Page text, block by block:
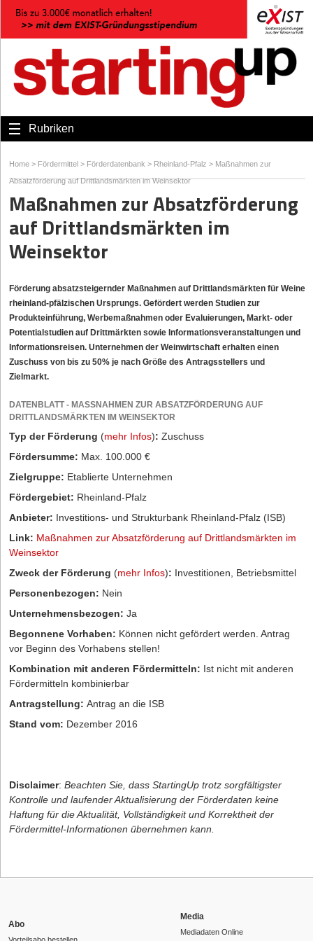
Rubriken
Home > Fördermittel > Förderdatenbank > Rheinland-Pfalz > Maßnahmen zur
Absatzförderung auf Drittlandsmärkten im Weinsektor
Maßnahmen zur Absatzförderung
auf Drittlandsmärkten im
Weinsektor
Förderung absatzsteigernder Maßnahmen auf Drittlandsmärkten für Weine
rheinland-pfälzischen Ursprungs. Gefördert werden Studien zur
Produkteinführung, Werbemaßnahmen oder Evaluierungen, Markt- oder
Potentialstudien auf Drittmärkten sowie Informationsveranstaltungen und
Informationsreisen. Unternehmen der Weinwirtschaft erhalten einen
Zuschuss von bis zu 50% je nach Größe des Antragsstellers und
Zielmarkt.
DATENBLATT - MASSNAHMEN ZUR ABSATZFÖRDERUNG AUF D
RITTLANDSMÄRKTEN IM WEINSEKTOR
Typ der Förderung (mehr Infos): Zuschuss
Fördersumme: Max. 100.000 €
Zielgruppe: Etablierte Unternehmen
Fördergebiet: Rheinland-Pfalz
Anbieter: Investitions- und Strukturbank Rheinland-Pfalz (ISB)
Link: Maßnahmen zur Absatzförderung auf Drittlandsmärkten im
Weinsektor
Zweck der Förderung (mehr Infos): Investitionen, Betriebsmittel
Personenbezogen: Nein
Unternehmensbezogen: Ja
Begonnene Vorhaben: Können nicht gefördert werden. Antrag
vor Beginn des Vorhabens stellen!
Kombination mit anderen Fördermitteln: Ist nicht mit anderen
Fördermitteln kombinierbar
Antragstellung: Antrag an die ISB
Stand vom: Dezember 2016
Disclaimer: Beachten Sie, dass StartingUp trotz sorgfältigster
Kontrolle und laufender Aktualisierung der Förderdaten keine
Haftung für die Aktualität, Vollständigkeit und Korrektheit der
Fördermittel-Informationen übernehmen kann.
Abo
Media
Mediadaten Online